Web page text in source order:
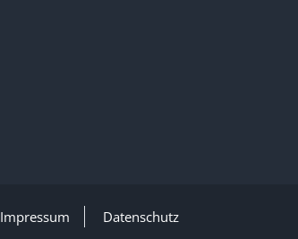
Impressum Datenschutz